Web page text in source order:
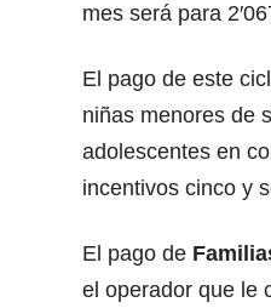
mes será para
El pago de este
niñas menores de
adolescentes en
incentivos cinco y
El pago de
el operador que le